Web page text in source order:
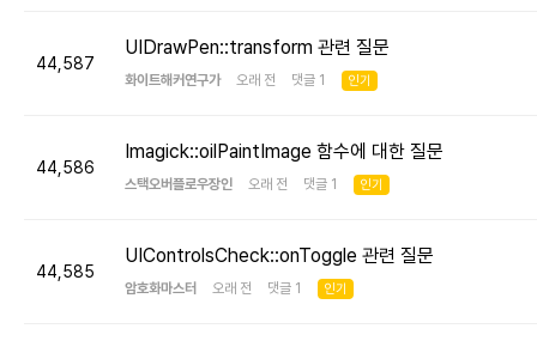
44,587
UIDrawPen::transform 관련 질문
화이트해커연구가 오래 전 댓글 1 인기
44,586
Imagick::oilPaintImage 함수에 대한 질문
스택오버플로우장인 오래 전 댓글 1 인기
44,585
UIControlsCheck::onToggle 관련 질문
암호화마스터 오래 전 댓글 1 인기